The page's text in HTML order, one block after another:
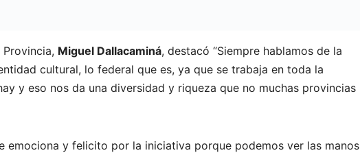
Miguel Dallacaminá, destacó “Siempre hablamos de la
cultural, lo federal que es, ya que se trabaja en toda la
y eso nos da una diversidad y riqueza que no muchas provincias
emociona y felicito por la iniciativa porque podemos ver las manos